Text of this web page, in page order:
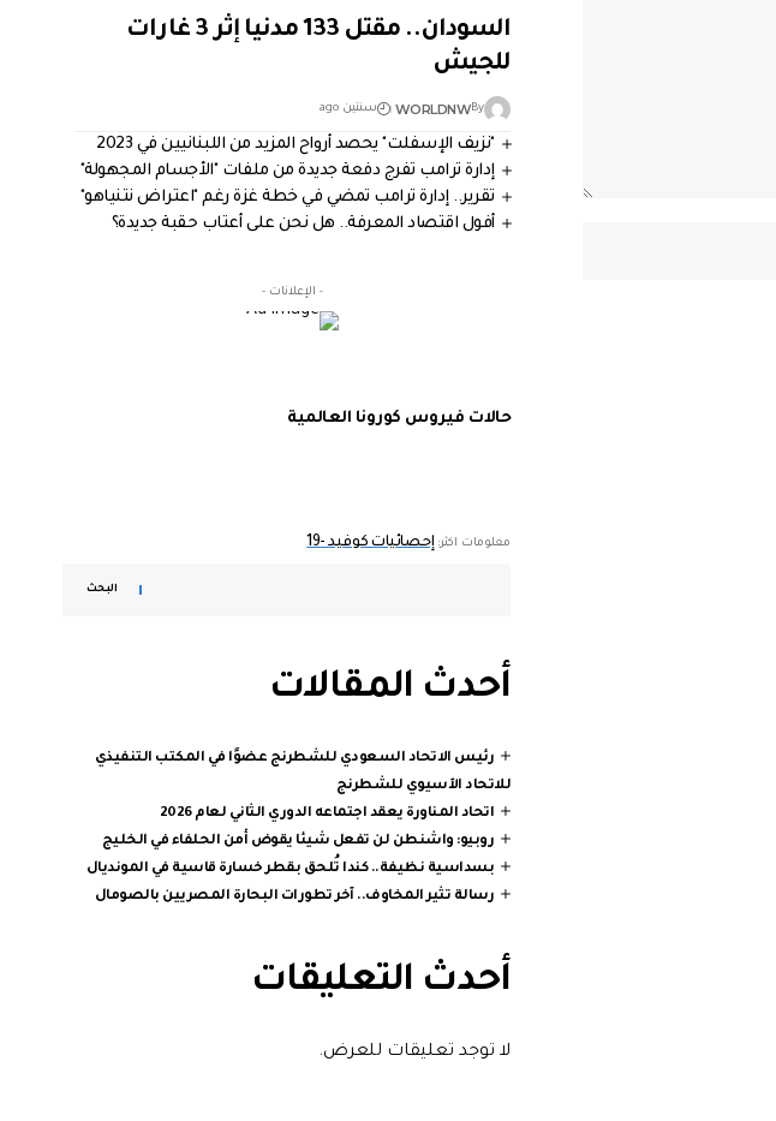
السودان.. مقتل 133 مدنيا إثر 3 غارات
للجيش
By
WORLDNW سنتين ago
"نزيف الإسفلت" يحصد أرواح المزيد من اللبنانيين في 2023
إدارة ترامب تفرج دفعة جديدة من ملفات "الأجسام المجهولة"
تقرير.. إدارة ترامب تمضي في خطة غزة رغم "اعتراض نتنياهو"
أفول اقتصاد المعرفة.. هل نحن على أعتاب حقبة جديدة؟
- الإعلانات -
حالات فيروس كورونا العالمية
معلومات اكثر: إحصائيات كوفيد -19
البحث
أحدث المقالات
رئيس الاتحاد السعودي للشطرنج عضوًا في المكتب التنفيذي
للاتحاد الآسيوي للشطرنج
اتحاد المناورة يعقد اجتماعه الدوري الثاني لعام 2026
روبيو: واشنطن لن تفعل شيئا يقوض أمن الحلفاء في الخليج
بسداسية نظيفة.. كندا تُلحق بقطر خسارة قاسية في المونديال
رسالة تثير المخاوف.. آخر تطورات البحارة المصريين بالصومال
أحدث التعليقات
لا توجد تعليقات للعرض.